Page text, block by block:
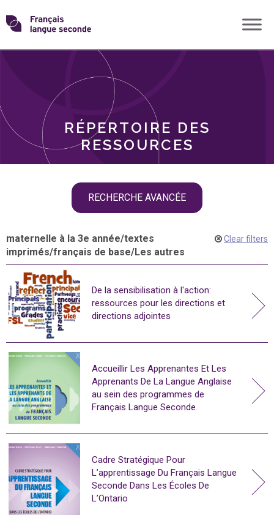
Skip
toTransformons
langue
RÉPERTOIRE DES
RESSOURCES
RECHERCHE AVANCÉE
THÈMES
maternelle à la 3e année/textes
imprimés/français de base/Les autres
Clear filters
De la sensibilisation à l'action:
ressources pour les directions et
directions adjointes
Accueillir Les Apprenantes Et Les
Apprenants De La Langue Anglaise
au sein des programmes de
Français Langue Seconde
Cadre Stratégique Pour
L’apprentissage Du Français Langue
Seconde Dans Les Écoles De
L’Ontario